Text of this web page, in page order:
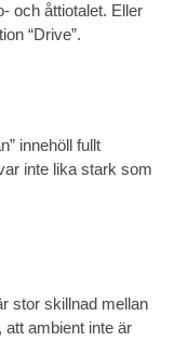
och åttiotalet. Eller
“Drive”.
innehöll fullt
inte lika stark som
stor skillnad mellan
ambient inte är